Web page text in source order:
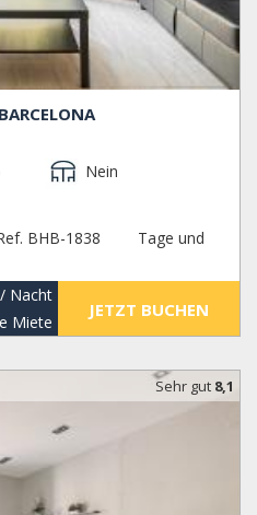
Nein
BHB-1838
Tage und
Nacht
Miete
JETZT BUCHEN
Sehr gut 8,1